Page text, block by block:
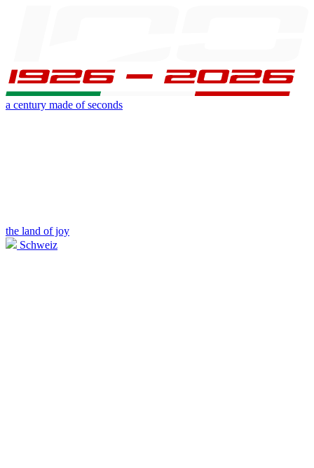
a century made of seconds
the land of joy
Schweiz